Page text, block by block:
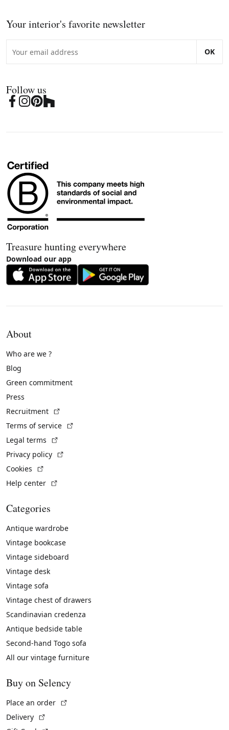
Your interior's favorite newsletter
OK
Follow us
Treasure hunting everywhere
Download our app
About
Who are we ?
Blog
Green commitment
Press
Recruitment
Terms of service
Legal terms
Privacy policy
Cookies
Help center
Categories
Antique wardrobe
Vintage bookcase
Vintage sideboard
Vintage desk
Vintage sofa
Vintage chest of drawers
Scandinavian credenza
Antique bedside table
Second-hand Togo sofa
All our vintage furniture
Buy on Selency
Place an order
Delivery